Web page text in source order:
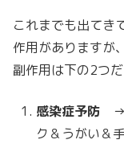
これまでも出てき
作用がありますが
副作用は下の2つ
感染症予防 →
ク＆うがい＆